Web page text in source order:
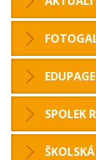
EDUPAGE
SPOLEK